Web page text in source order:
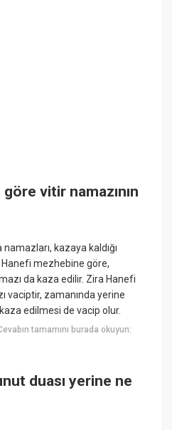
vitir namazının
kazaya kaldığı
mezhebine göre,
da kaza edilir. Zira Hanefi
vaciptir, zamanında yerine
edilmesi de vacip olur.
tamamını burada okuyun:
duası yerine ne